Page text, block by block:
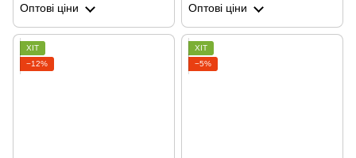
Оптові ціни Оптові ціни
ХІТ
−12%
ХІТ
−5%